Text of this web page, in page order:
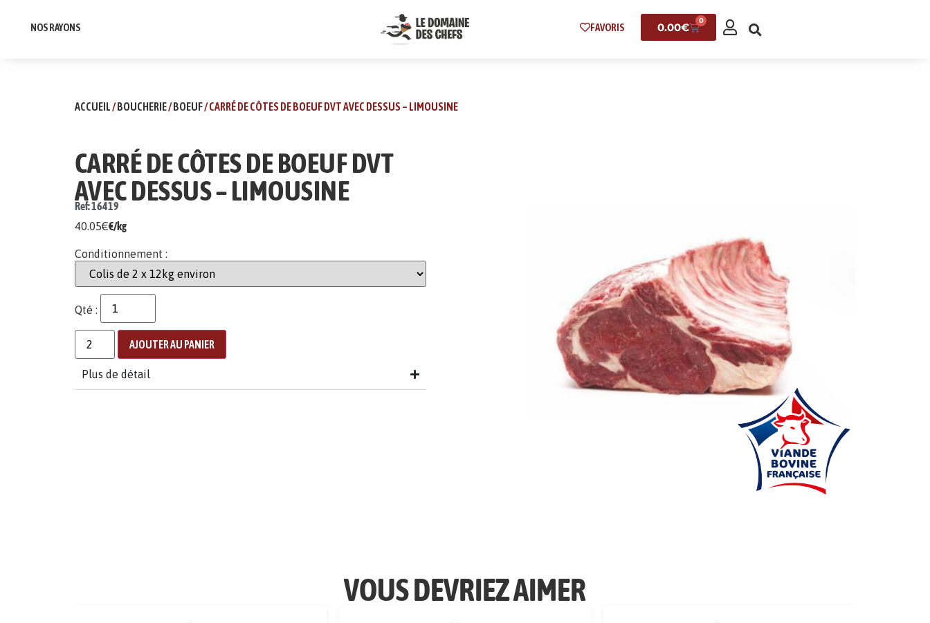
NOS RAYONS FAVORIS 0.00€
0
ACCUEIL/BOUCHERIE/BOEUF/ CARRÉ DE CÔTES DE BOEUF DVT AVEC DESSUS – LIMOUSINE
CARRÉ DE CÔTES DE BOEUF DVT
AVEC DESSUS – LIMOUSINE
Ref: 16419
40.05€€/kg
Conditionnement :
Qté :
AJOUTER AU PANIER
Plus de détail
VOUS DEVRIEZ AIMER